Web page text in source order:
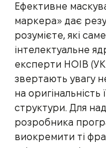
Ефективне
маркера» дає
розумієте, які
інтелектуальне
експерти НОІВ
звертають увагу
на
структури. Для
розробника
виокремити ті